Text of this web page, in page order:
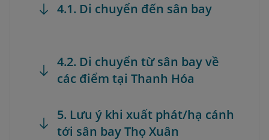
4.1. Di chuyển đến sân bay
4.2. Di chuyển từ sân bay về
các điểm tại Thanh Hóa
5. Lưu ý khi xuất phát/hạ cánh
tới sân bay Thọ Xuân